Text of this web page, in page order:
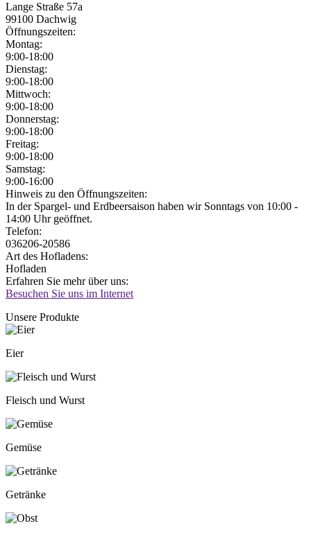
Lange Straße 57a
99100 Dachwig
Öffnungszeiten:
Montag:
9:00-18:00
Dienstag:
9:00-18:00
Mittwoch:
9:00-18:00
Donnerstag:
9:00-18:00
Freitag:
9:00-18:00
Samstag:
9:00-16:00
Jetzt geöffnet!
Jetzt geschlossen!
Hinweis zu den Öffnungszeiten:
In der Spargel- und Erdbeersaison haben wir Sonntags von 10:00 -
14:00 Uhr geöffnet.
Telefon:
036206-20586
Art des Hofladens:
Hofladen
Erfahren Sie mehr über uns:
Besuchen Sie uns im Internet
Unsere Produkte
Eier
Fleisch und Wurst
Gemüse
Getränke